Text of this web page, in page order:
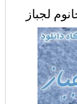
لجباز